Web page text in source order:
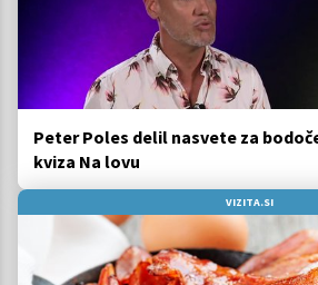
Peter Poles delil nasvete za
kviza Na lovu
VIZITA.SI